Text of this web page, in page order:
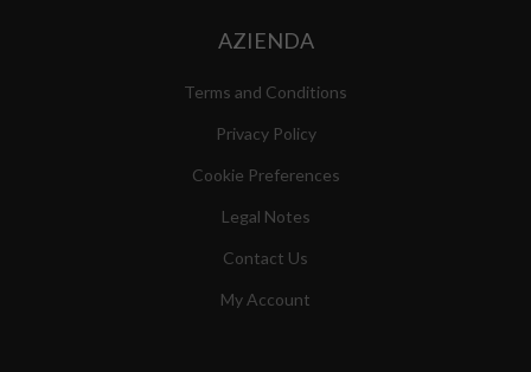
AZIENDA
Terms and Conditions
Privacy Policy
Cookie Preferences
Legal Notes
Contact Us
My Account